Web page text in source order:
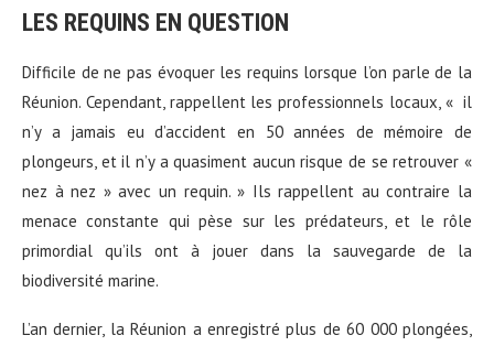
LES REQUINS EN QUESTION
Difficile de ne pas évoquer les requins lorsque l’on parle de la
Réunion. Cependant, rappellent les professionnels locaux, « il
n’y a jamais eu d’accident en 50 années de mémoire de
plongeurs, et il n’y a quasiment aucun risque de se retrouver «
nez à nez » avec un requin. » Ils rappellent au contraire la
menace constante qui pèse sur les prédateurs, et le rôle
primordial qu’ils ont à jouer dans la sauvegarde de la
biodiversité marine.
L’an dernier, la Réunion a enregistré plus de 60 000 plongées,